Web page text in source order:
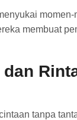
membuat
dan
tanpa